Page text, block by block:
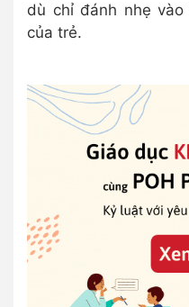
dù chỉ đánh nhẹ
của trẻ.